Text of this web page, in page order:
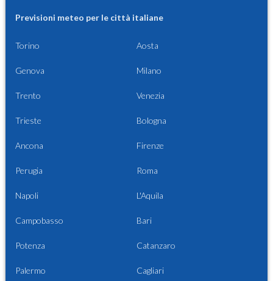
Previsioni meteo per le città italiane
Torino Aosta
Genova Milano
Trento Venezia
Trieste Bologna
Ancona Firenze
Perugia Roma
Napoli L'Aquila
Campobasso Bari
Potenza Catanzaro
Palermo Cagliari